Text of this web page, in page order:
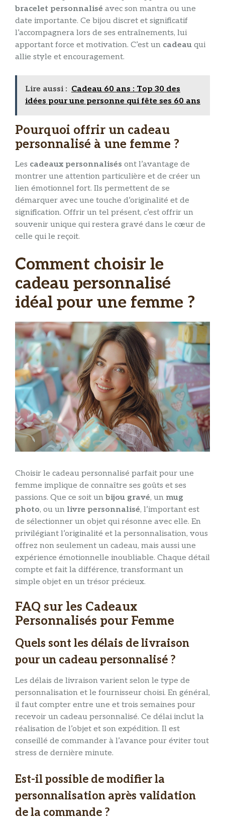
bracelet personnalisé avec son mantra ou une
date importante. Ce bijou discret et significatif
l’accompagnera lors de ses entraînements, lui
apportant force et motivation. C’est un cadeau qui
allie style et encouragement.
Lire aussi : Cadeau 60 ans : Top 30 des
idées pour une personne qui fête ses 60 ans
Pourquoi offrir un cadeau
personnalisé à une femme ?
Les cadeaux personnalisés ont l’avantage de
montrer une attention particulière et de créer un
lien émotionnel fort. Ils permettent de se
démarquer avec une touche d’originalité et de
signification. Offrir un tel présent, c’est offrir un
souvenir unique qui restera gravé dans le cœur de
celle qui le reçoit.
Comment choisir le
cadeau personnalisé
idéal pour une femme ?
Choisir le cadeau personnalisé parfait pour une
femme implique de connaître ses goûts et ses
passions. Que ce soit unbijou gravé, un mug
photo, ou un livre personnalisé, l’important est
de sélectionner un objet qui résonne avec elle. En
privilégiant l’originalité et la personnalisation, vous
offrez non seulement un cadeau, mais aussi une
expérience émotionnelle inoubliable. Chaque détail
compte et fait la différence, transformant un
simple objet en un trésor précieux.
FAQ sur les Cadeaux
Personnalisés pour Femme
Quels sont les délais de livraison
pour un cadeau personnalisé ?
Les délais de livraison varient selon le type de
personnalisation et le fournisseur choisi. En général,
il faut compter entre une et trois semaines pour
recevoir un cadeau personnalisé. Ce délai inclut la
réalisation de l’objet et son expédition. Il est
conseillé de commander à l’avance pour éviter tout
stress de dernière minute.
Est-il possible de modifier la
personnalisation après validation
de la commande ?